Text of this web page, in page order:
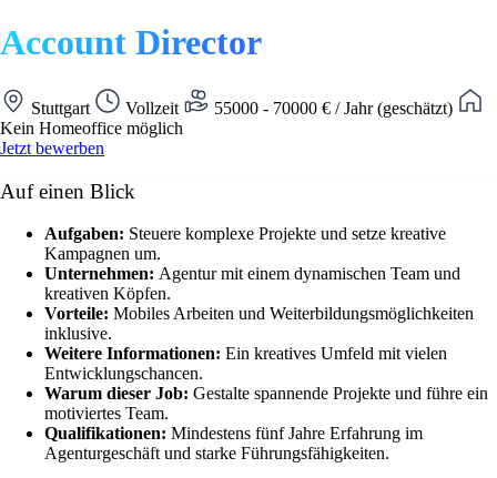
Account Director
Stuttgart Vollzeit
55000 - 70000 € / Jahr (geschätzt)
Kein Homeoffice möglich
Jetzt bewerben
Auf einen Blick
Aufgaben: Steuere komplexe Projekte und setze kreative
Kampagnen um.
Unternehmen: Agentur mit einem dynamischen Team und
kreativen Köpfen.
Vorteile: Mobiles Arbeiten und Weiterbildungsmöglichkeiten
inklusive.
Weitere Informationen: Ein kreatives Umfeld mit vielen
Entwicklungschancen.
Warum dieser Job: Gestalte spannende Projekte und führe ein
motiviertes Team.
Qualifikationen: Mindestens fünf Jahre Erfahrung im
Agenturgeschäft und starke Führungsfähigkeiten.